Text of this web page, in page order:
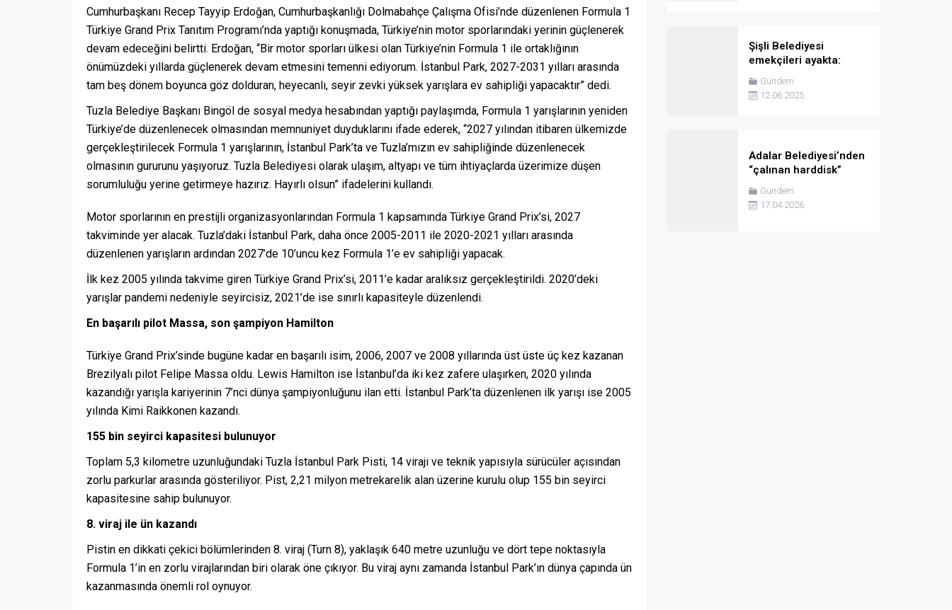
Cumhurbaşkanı Recep Tayyip Erdoğan, Cumhurbaşkanlığı Dolmabahçe Çalışma Ofisi’nde düzenlenen Formula 1
Türkiye Grand Prix Tanıtım Programı’nda yaptığı konuşmada, Türkiye’nin motor sporlarındaki yerinin güçlenerek
devam edeceğini belirtti. Erdoğan, “Bir motor sporları ülkesi olan Türkiye’nin Formula 1 ile ortaklığının
önümüzdeki yıllarda güçlenerek devam etmesini temenni ediyorum. İstanbul Park, 2027-2031 yılları arasında
tam beş dönem boyunca göz dolduran, heyecanlı, seyir zevki yüksek yarışlara ev sahipliği yapacaktır” dedi.
Tuzla Belediye Başkanı Bingöl de sosyal medya hesabından yaptığı paylaşımda, Formula 1 yarışlarının yeniden
Türkiye’de düzenlenecek olmasından memnuniyet duyduklarını ifade ederek, “2027 yılından itibaren ülkemizde
gerçekleştirilecek Formula 1 yarışlarının, İstanbul Park’ta ve Tuzla’mızın ev sahipliğinde düzenlenecek
olmasının gururunu yaşıyoruz. Tuzla Belediyesi olarak ulaşım, altyapı ve tüm ihtiyaçlarda üzerimize düşen
sorumluluğu yerine getirmeye hazırız. Hayırlı olsun” ifadelerini kullandı.
Motor sporlarının en prestijli organizasyonlarından Formula 1 kapsamında Türkiye Grand Prix’si, 2027
takviminde yer alacak. Tuzla’daki İstanbul Park, daha önce 2005-2011 ile 2020-2021 yılları arasında
düzenlenen yarışların ardından 2027’de 10’uncu kez Formula 1’e ev sahipliği yapacak.
İlk kez 2005 yılında takvime giren Türkiye Grand Prix’si, 2011’e kadar aralıksız gerçekleştirildi. 2020’deki
yarışlar pandemi nedeniyle seyircisiz, 2021’de ise sınırlı kapasiteyle düzenlendi.
En başarılı pilot Massa, son şampiyon Hamilton
Türkiye Grand Prix’sinde bugüne kadar en başarılı isim, 2006, 2007 ve 2008 yıllarında üst üste üç kez kazanan
Brezilyalı pilot Felipe Massa oldu. Lewis Hamilton ise İstanbul’da iki kez zafere ulaşırken, 2020 yılında
kazandığı yarışla kariyerinin 7’nci dünya şampiyonluğunu ilan etti. İstanbul Park’ta düzenlenen ilk yarışı ise 2005
yılında Kimi Raikkonen kazandı.
155 bin seyirci kapasitesi bulunuyor
Toplam 5,3 kilometre uzunluğundaki Tuzla İstanbul Park Pisti, 14 virajı ve teknik yapısıyla sürücüler açısından
zorlu parkurlar arasında gösteriliyor. Pist, 2,21 milyon metrekarelik alan üzerine kurulu olup 155 bin seyirci
kapasitesine sahip bulunuyor.
8. viraj ile ün kazandı
Pistin en dikkati çekici bölümlerinden 8. viraj (Turn 8), yaklaşık 640 metre uzunluğu ve dört tepe noktasıyla
Formula 1’in en zorlu virajlarından biri olarak öne çıkıyor. Bu viraj aynı zamanda İstanbul Park’ın dünya çapında ün
kazanmasında önemli rol oynuyor.
Şişli Belediyesi
emekçileri ayakta:
Sosyal haklarımızı gasp
ettirmeyeceğiz
Gündem
12.06.2025
Adalar Belediyesi’nden
“çalınan harddisk”
açıklaması: Kişisel
veriler değil, kamera
kayıtları
Gündem
17.04.2026